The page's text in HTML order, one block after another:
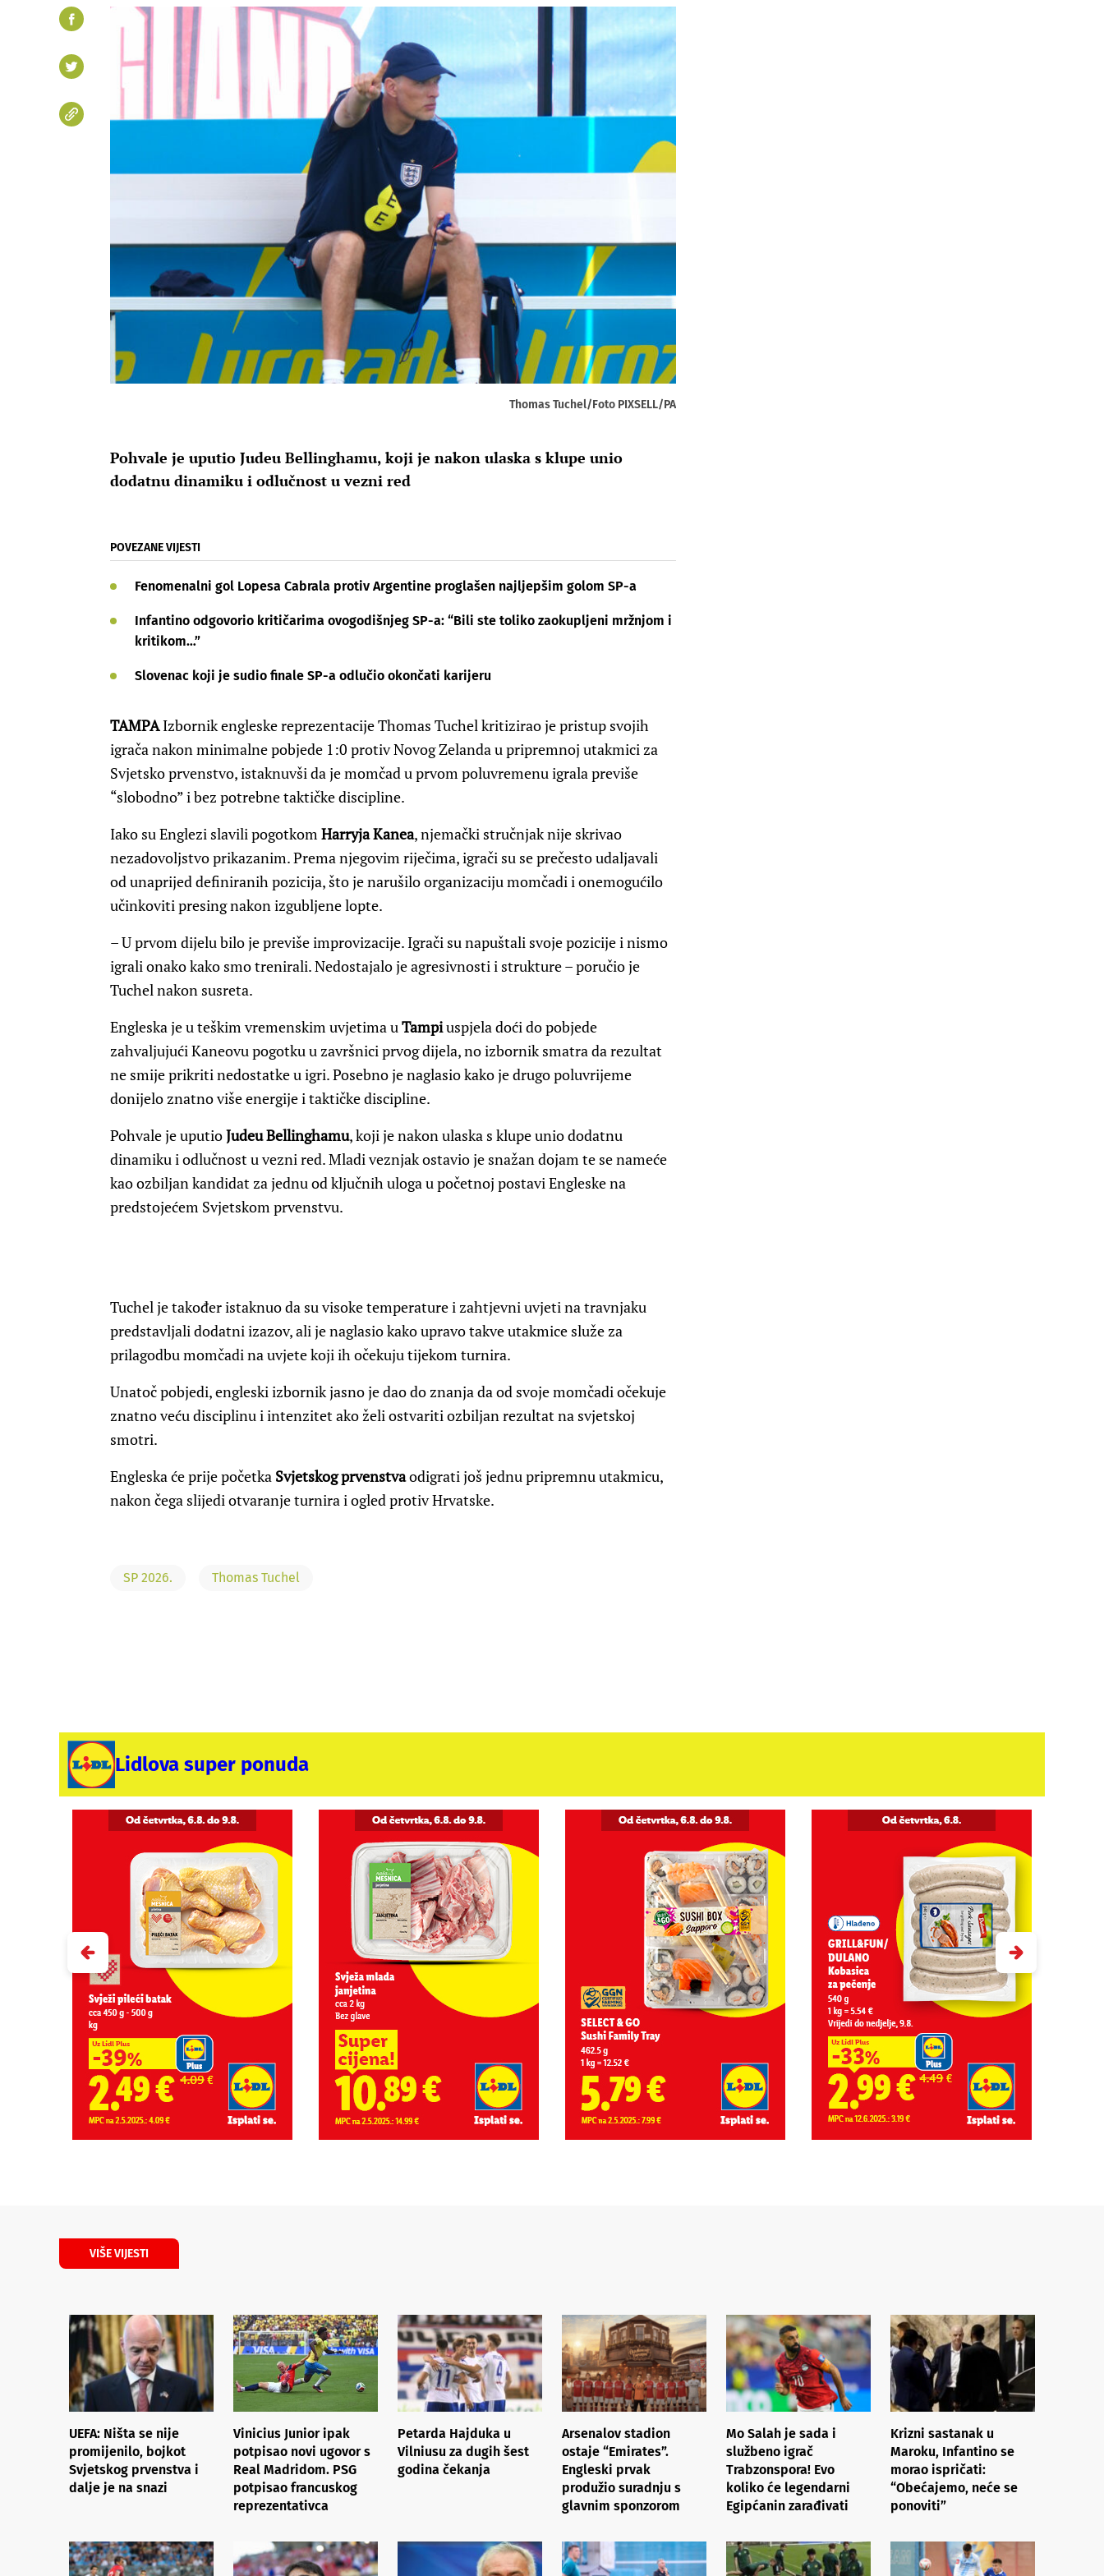
Thomas Tuchel/Foto PIXSELL/PA
Pohvale je uputio Judeu Bellinghamu, koji je nakon ulaska s klupe unio
dodatnu dinamiku i odlučnost u vezni red
POVEZANE VIJESTI
Fenomenalni gol Lopesa Cabrala protiv Argentine proglašen najljepšim golom SP-a
Infantino odgovorio kritičarima ovogodišnjeg SP-a: “Bili ste toliko zaokupljeni mržnjom i
kritikom…”
Slovenac koji je sudio finale SP-a odlučio okončati karijeru
TAMPAIzbornik engleske reprezentacije Thomas Tuchel kritizirao je pristup svojih
igrača nakon minimalne pobjede 1:0 protiv Novog Zelanda u pripremnoj utakmici za
Svjetsko prvenstvo, istaknuvši da je momčad u prvom poluvremenu igrala previše
“slobodno” i bez potrebne taktičke discipline.
Iako su Englezi slavili pogotkomHarryja Kanea, njemački stručnjak nije skrivao
nezadovoljstvo prikazanim. Prema njegovim riječima, igrači su se prečesto udaljavali
od unaprijed definiranih pozicija, što je narušilo organizaciju momčadi i onemogućilo
učinkoviti presing nakon izgubljene lopte.
– U prvom dijelu bilo je previše improvizacije. Igrači su napuštali svoje pozicije i nismo
igrali onako kako smo trenirali. Nedostajalo je agresivnosti i strukture – poručio je
Tuchel nakon susreta.
Engleska je u teškim vremenskim uvjetima uTampiuspjela doći do pobjede
zahvaljujući Kaneovu pogotku u završnici prvog dijela, no izbornik smatra da rezultat
ne smije prikriti nedostatke u igri. Posebno je naglasio kako je drugo poluvrijeme
donijelo znatno više energije i taktičke discipline.
Pohvale je uputioJudeu Bellinghamu, koji je nakon ulaska s klupe unio dodatnu
dinamiku i odlučnost u vezni red. Mladi veznjak ostavio je snažan dojam te se nameće
kao ozbiljan kandidat za jednu od ključnih uloga u početnoj postavi Engleske na
predstojećem Svjetskom prvenstvu.
Tuchel je također istaknuo da su visoke temperature i zahtjevni uvjeti na travnjaku
predstavljali dodatni izazov, ali je naglasio kako upravo takve utakmice služe za
prilagodbu momčadi na uvjete koji ih očekuju tijekom turnira.
Unatoč pobjedi, engleski izbornik jasno je dao do znanja da od svoje momčadi očekuje
znatno veću disciplinu i intenzitet ako želi ostvariti ozbiljan rezultat na svjetskoj
smotri.
Engleska će prije početka Svjetskog prvenstvaodigrati još jednu pripremnu utakmicu,
nakon čega slijedi otvaranje turnira i ogled protiv Hrvatske.
SP 2026. Thomas Tuchel
Lidlova super ponuda
VIŠE VIJESTI
UEFA: Ništa se nije
promijenilo, bojkot
Svjetskog prvenstva i
dalje je na snazi
Vinicius Junior ipak
potpisao novi ugovor s
Real Madridom. PSG
potpisao francuskog
reprezentativca
Petarda Hajduka u
Vilniusu za dugih šest
godina čekanja
Arsenalov stadion
ostaje “Emirates”.
Engleski prvak
produžio suradnju s
glavnim sponzorom
Mo Salah je sada i
službeno igrač
Trabzonspora! Evo
koliko će legendarni
Egipćanin zarađivati
Krizni sastanak u
Maroku, Infantino se
morao ispričati:
“Obećajemo, neće se
ponoviti”